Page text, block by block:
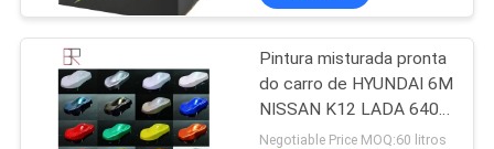
EXCURSÃO
FÁBRICA
automotivo refinish
a pintura
32
Pintura misturada pronta
do carro de HYUNDAI 6M
NISSAN K12 LADA 640
altos da plenitude
Negotiable Price MOQ:60 litros